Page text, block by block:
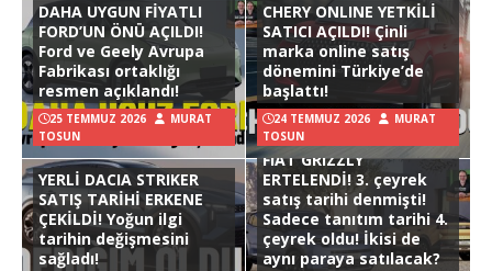
DAHA UYGUN FİYATLI
FORD’UN ÖNÜ AÇILDI!
Ford ve Geely Avrupa
Fabrikası ortaklığı
resmen açıklandı!
25 TEMMUZ 2026
MURAT
TOSUN
CHERY ONLINE YETKİLİ
SATICI AÇILDI! Çinli
marka online satış
dönemini Türkiye’de
başlattı!
24 TEMMUZ 2026
MURAT
TOSUN
YERLİ DACIA STRIKER
SATIŞ TARİHİ ERKENE
ÇEKİLDİ! Yoğun ilgi
tarihin değişmesini
sağladı!
FIAT GRIZZLY
ERTELENDİ! 3. çeyrek
satış tarihi denmişti!
Sadece tanıtım tarihi 4.
çeyrek oldu! İkisi de
aynı paraya satılacak?